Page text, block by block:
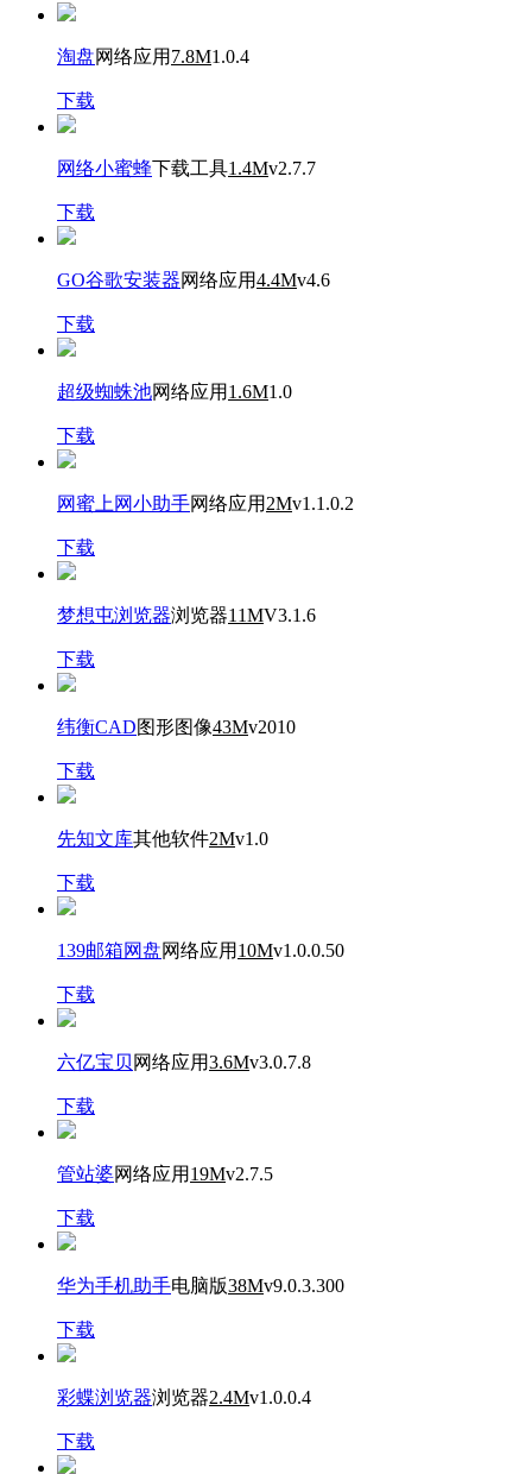
淘盘网络应用 7.8M1.0.4
下载
网络小蜜蜂下载工具1.4Mv2.7.7
下载
GO谷歌安装器网络应用4.4Mv4.6
下载
超级蜘蛛池网络应用 1.6M1.0
下载
网蜜上网小助手网络应用 2Mv1.1.0.2
下载
梦想屯浏览器浏览器11MV3.1.6
下载
纬衡CAD图形图像43Mv2010
下载
先知文库其他软件2Mv1.0
下载
139邮箱网盘网络应用 10Mv1.0.0.50
下载
六亿宝贝 网络应用3.6Mv3.0.7.8
下载
管站婆网络应用 19Mv2.7.5
下载
华为手机助手电脑版38Mv9.0.3.300
下载
彩蝶浏览器浏览器2.4Mv1.0.0.4
下载